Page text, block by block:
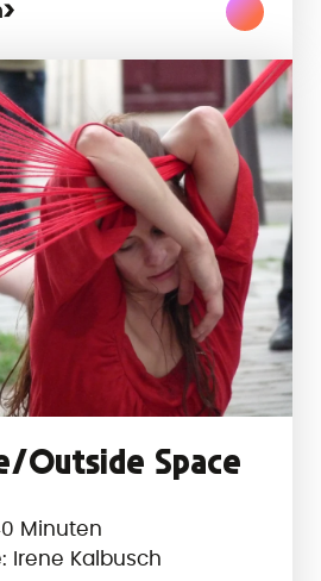
Outside Space
Minuten
Irene Kalbusch